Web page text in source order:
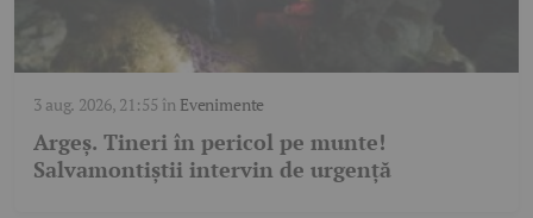
3 aug. 2026, 21:55 în Evenimente
Argeș. Tineri în pericol pe munte!
Salvamontiștii intervin de urgență